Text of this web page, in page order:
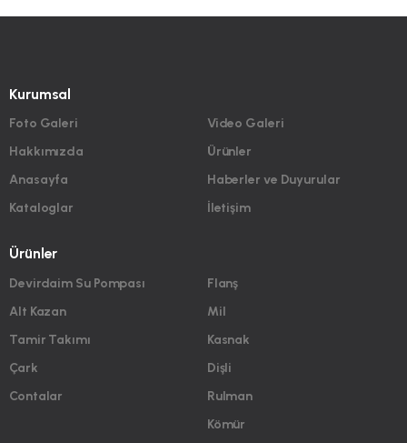
Kurumsal
Foto Galeri
Hakkımızda
Anasayfa
Kataloglar
Video Galeri
Ürünler
Haberler ve Duyurular
İletişim
Ürünler
Devirdaim Su Pompası
Alt Kazan
Tamir Takımı
Çark
Contalar
Flanş
Mil
Kasnak
Dişli
Rulman
Kömür